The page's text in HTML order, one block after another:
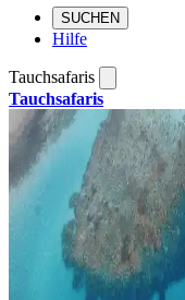
SUCHEN
Hilfe
Tauchsafaris
Tauchsafaris